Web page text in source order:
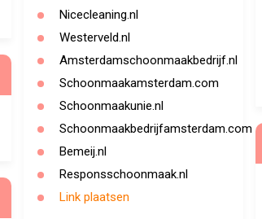
Nicecleaning.nl
Westerveld.nl
Amsterdamschoonmaakbedrijf.nl
Schoonmaakamsterdam.com
Schoonmaakunie.nl
Schoonmaakbedrijfamsterdam.com
Bemeij.nl
Responsschoonmaak.nl
Link plaatsen